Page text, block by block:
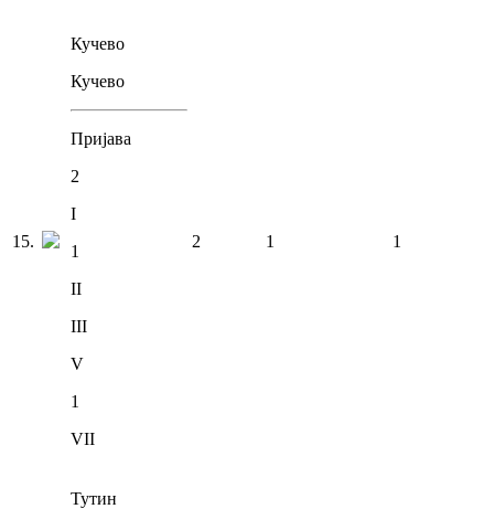
15.
Кучево
Кучево
Пријава
2
I
1
II
III
V
1
VII
2 1 1
Тутин